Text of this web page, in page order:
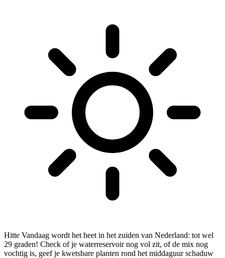
Hitte Vandaag wordt het heet in het zuiden van Nederland: tot wel
29 graden! Check of je waterreservoir nog vol zit, of de mix nog
vochtig is, geef je kwetsbare planten rond het middaguur schaduw